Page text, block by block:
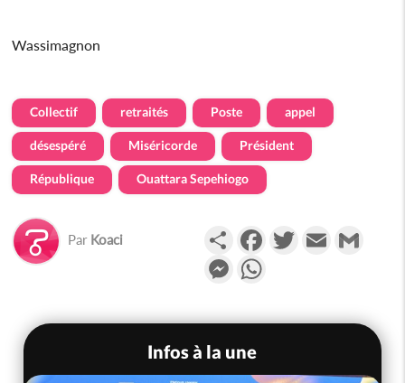
Wassimagnon
Collectif retraités Poste appel
désespéré Miséricorde Président
République Ouattara Sepehiogo
Par Koaci PartagerFacebookTwitterEmail
Messenger
Infos à la une